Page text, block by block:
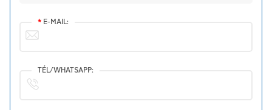
* E-MAIL:
TÉL/WHATSAPP: